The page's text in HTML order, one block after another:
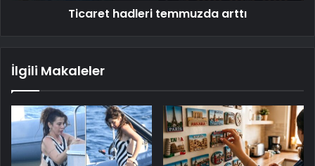
Ticaret hadleri temmuzda arttı
İlgili Makaleler